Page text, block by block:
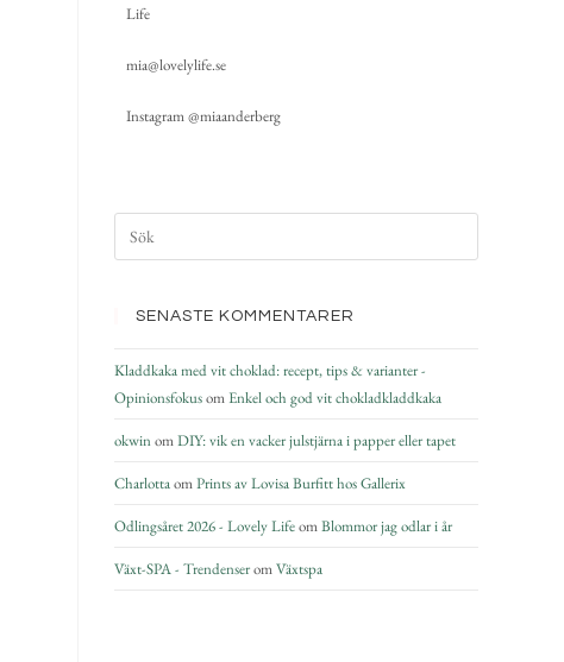
Life
mia@lovelylife.se
Instagram @miaanderberg
SENASTE KOMMENTARER
Kladdkaka med vit choklad: recept, tips & varianter -
OpinionsfokusomEnkel och god vit chokladkladdkaka
okwinomDIY: vik en vacker julstjärna i papper eller tapet
CharlottaomPrints av Lovisa Burfitt hos Gallerix
Odlingsåret 2026 - Lovely LifeomBlommor jag odlar i år
Växt-SPA - TrendenseromVäxtspa